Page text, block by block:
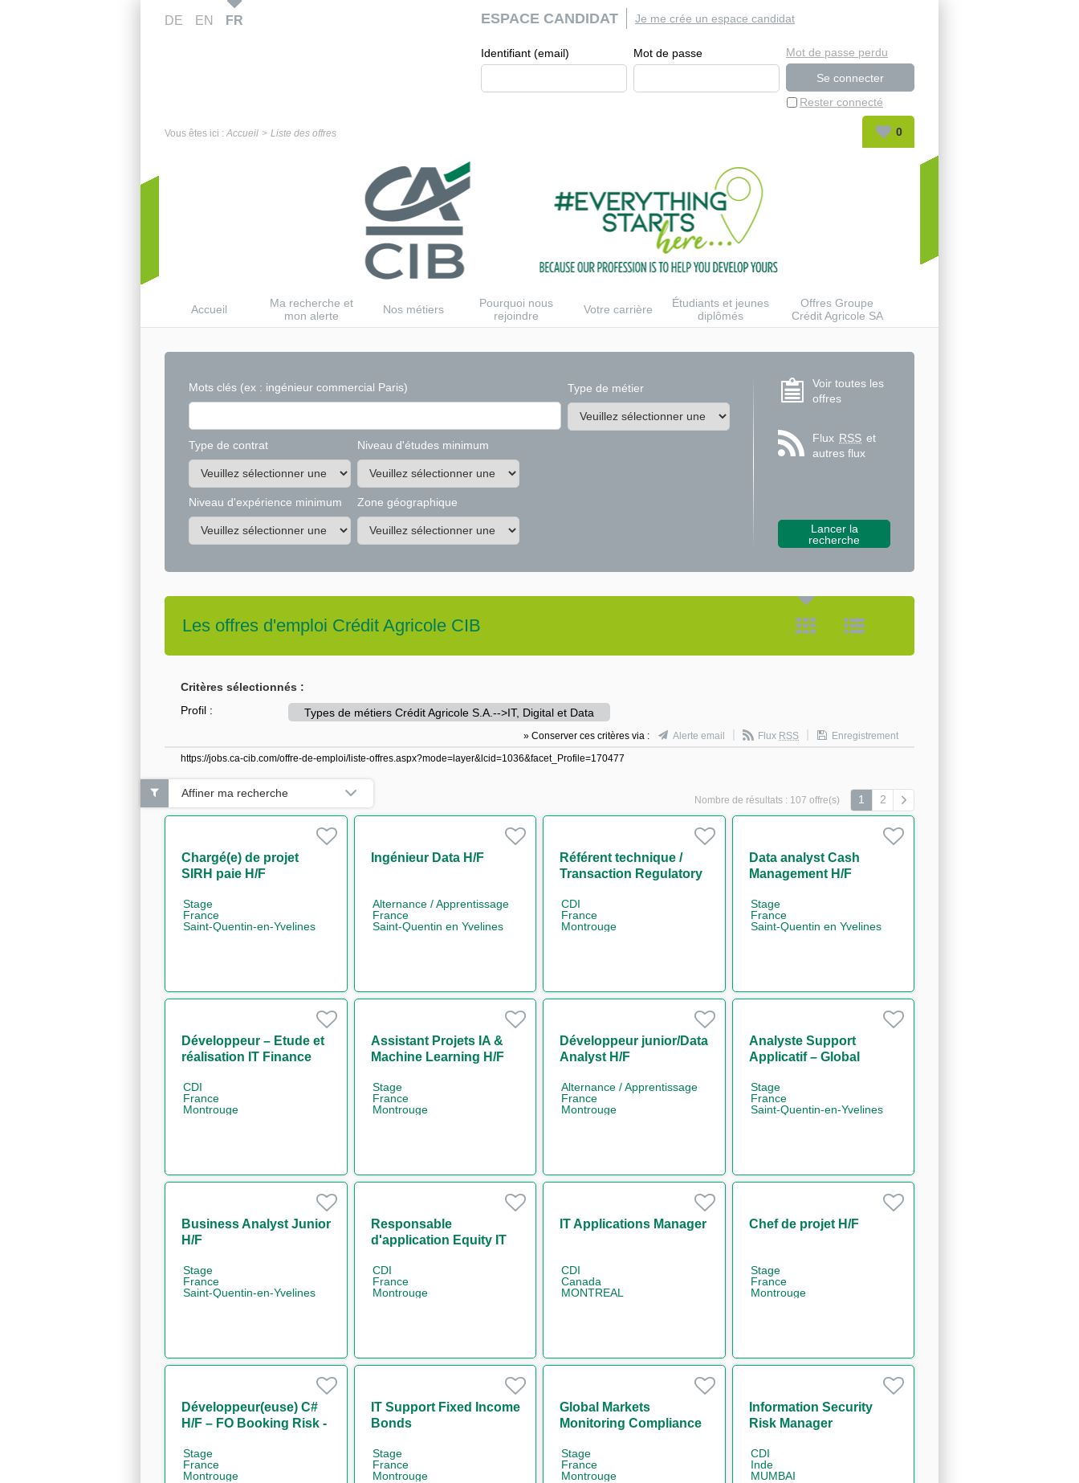
DE EN FR ESPACE CANDIDAT
Identifiant (email) Mot de passe
Rester connecté
Mot de passe perdu
Je me crée un espace candidat
Vous êtes ici : Accueil Liste des offres 0
Accueil
Ma recherche et
mon alerte
Nos métiers
Pourquoi nous
rejoindre
Votre carrière
Étudiants et jeunes
diplômés
Offres Groupe
Crédit Agricole SA
Mots clés (ex : ingénieur commercial Paris) Type de métier
Type de contrat Niveau d'études minimum
Niveau d'expérience minimum Zone géographique
Voir toutes les
offres
Flux RSS et
autres flux
Les offres d'emploi Crédit Agricole CIB
Critères sélectionnés :
Profil :
Types de métiers Crédit Agricole S.A.-->IT, Digital et Data
» Conserver ces critères via : Alerte email Flux RSS
Enregistrement
https://jobs.ca-cib.com/offre-de-emploi/liste-offres.aspx?mode=layer&lcid=1036&facet_Profile=170477
Nombre de résultats : 107 offre(s) 1 2
Chargé(e) de projet
SIRH paie H/F
Stage
France
Saint-Quentin-en-Yvelines
Ingénieur Data H/F
Alternance / Apprentissage
France
Saint-Quentin en Yvelines
Référent technique /
Transaction Regulatory
CDI
France
Montrouge
Data analyst Cash
Management H/F
Stage
France
Saint-Quentin en Yvelines
Développeur – Etude et
réalisation IT Finance
CDI
France
Montrouge
Assistant Projets IA &
Machine Learning H/F
Stage
France
Montrouge
Développeur junior/Data
Analyst H/F
Alternance / Apprentissage
France
Montrouge
Analyste Support
Applicatif – Global
Office H/F
Stage
France
Saint-Quentin-en-Yvelines
Business Analyst Junior
H/F
Stage
France
Saint-Quentin-en-Yvelines
Responsable
d'application Equity IT
H/F
CDI
France
Montrouge
IT Applications Manager
CDI
Canada
MONTREAL
Chef de projet H/F
Stage
France
Montrouge
Développeur(euse) C#
H/F – FO Booking Risk -
Stage
France
Montrouge
IT Support Fixed Income
Bonds
Stage
France
Montrouge
Global Markets
Monitoring Compliance
Stage
France
Montrouge
Information Security
Risk Manager
CDI
Inde
MUMBAI
Affiner ma recherche